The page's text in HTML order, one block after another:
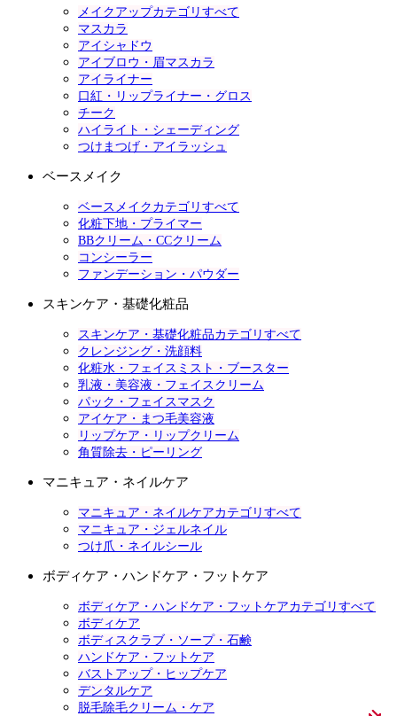
メイクアップカテゴリすべて
マスカラ
アイシャドウ
アイブロウ・眉マスカラ
アイライナー
口紅・リップライナー・グロス
チーク
ハイライト・シェーディング
つけまつげ・アイラッシュ
ベースメイク
ベースメイクカテゴリすべて
化粧下地・プライマー
BBクリーム・CCクリーム
コンシーラー
ファンデーション・パウダー
スキンケア・基礎化粧品
スキンケア・基礎化粧品カテゴリすべて
クレンジング・洗顔料
化粧水・フェイスミスト・ブースター
乳液・美容液・フェイスクリーム
パック・フェイスマスク
アイケア・まつ毛美容液
リップケア・リップクリーム
角質除去・ピーリング
マニキュア・ネイルケア
マニキュア・ネイルケアカテゴリすべて
マニキュア・ジェルネイル
つけ爪・ネイルシール
ボディケア・ハンドケア・フットケア
ボディケア・ハンドケア・フットケアカテゴリすべて
ボディケア
ボディスクラブ・ソープ・石鹸
ハンドケア・フットケア
バストアップ・ヒップケア
デンタルケア
脱毛除毛クリーム・ケア